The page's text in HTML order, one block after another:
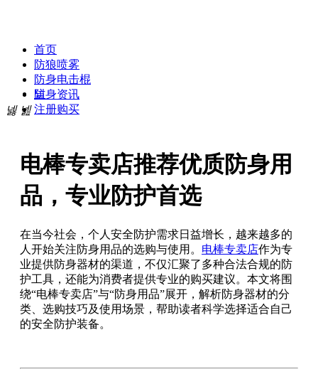
首页
防狼喷雾
防身电击棍
防身资讯
注册购买
넡
넳 넲
电棒专卖店推荐优质防身用
品，专业防护首选
在当今社会，个人安全防护需求日益增长，越来越多的
人开始关注防身用品的选购与使用。 电棒专卖店作为专
业提供防身器材的渠道，不仅汇聚了多种合法合规的防
护工具，还能为消费者提供专业的购买建议。本文将围
绕“电棒专卖店”与“防身用品”展开，解析防身器材的分
类、选购技巧及使用场景，帮助读者科学选择适合自己
的安全防护装备。